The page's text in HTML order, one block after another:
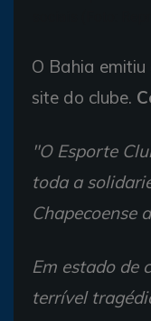
O Bahia
site do clube.
"O Esporte
toda a
Chapecoense
Em estado de
terrível